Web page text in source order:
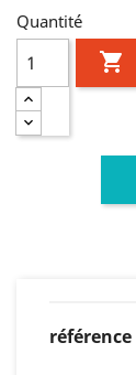
Quantité

référence